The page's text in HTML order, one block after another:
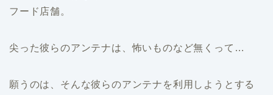
フード店舗。
尖った彼らのアンテナは、怖いものなど無くって…
願うのは、そんな彼らのアンテナを利用しようとする